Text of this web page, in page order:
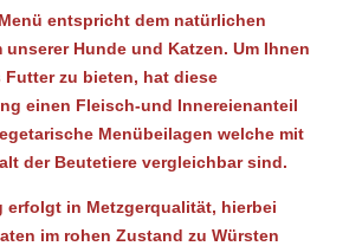
entspricht dem natürlichen
unserer Hunde und Katzen. Um Ihnen
zu bieten, hat diese
einen Fleisch-und Innereienanteil
Menübeilagen welche mit
der Beutetiere vergleichbar sind.
erfolgt in Metzgerqualität, hierbei
im rohen Zustand zu Würsten